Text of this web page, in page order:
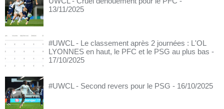
13/11/2025
#UWCL - Le classement après 2 journées : L'OL
LYONNES en haut, le PFC et le PSG au plus bas -
17/10/2025
#UWCL - Second revers pour le PSG - 16/10/2025